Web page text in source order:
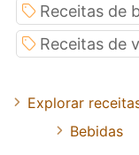
Receitas de
Receitas de
Explorar
Bebidas